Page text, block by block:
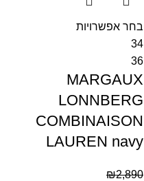
בחר אפשרויות
34
36
MARGAUX
LONNBERG
COMBINAISON
LAUREN navy
₪2,890